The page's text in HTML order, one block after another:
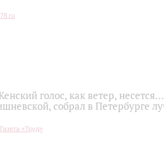
голос, как ветер,
собрал в Петербурге